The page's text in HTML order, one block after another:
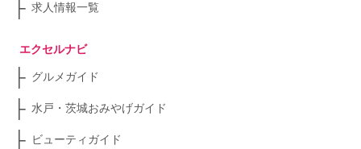
求人情報一覧
エクセルナビ
グルメガイド
水戸・茨城おみやげガイド
ビューティガイド